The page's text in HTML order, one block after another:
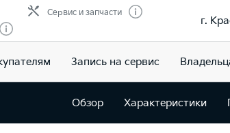
Сервис и запчасти
г.
Запись на сервис
Обзор Характеристики